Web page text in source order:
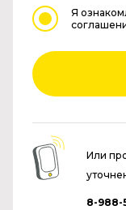
Я
Или
8-988-